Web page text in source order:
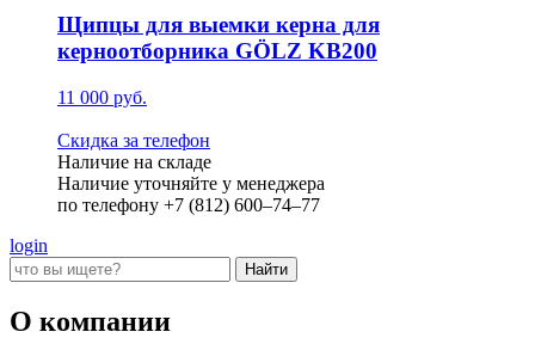
Щипцы для выемки керна для
керноотборника GÖLZ KB200
11 000 руб.
Скидка за телефон
Наличие на складе
Наличие уточняйте у менеджера
по телефону +7 (812) 600–74–77
login
О компании